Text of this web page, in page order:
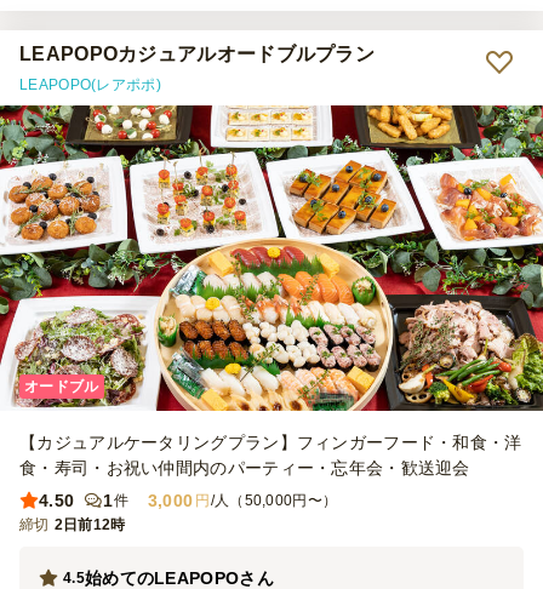
だいた。食事は過去一番で美味しく、特にSIRCARS特製牛もも肉の
LEAPOPOカジュアルオードブルプラン
LEAPOPO(レアポポ)
オードブル
【カジュアルケータリングプラン】フィンガーフード・和食・洋
食・寿司・お祝い仲間内のパーティー・忘年会・歓送迎会
4.50
1件 3,000 円/人（50,000円〜）
締切 2日前12時
始めてのLEAPOPOさん
4.5